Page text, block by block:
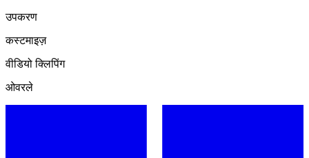
उपकरण
कस्टमाइज़
वीडियो क्लिपिंग
ओवरले